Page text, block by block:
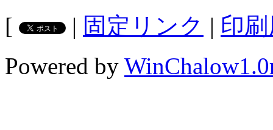
[
| 固定リンク | 印
Powered by